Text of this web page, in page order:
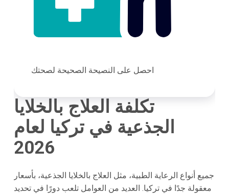
احصل على النصيحة الصحيحة لصحتك
تكلفة العلاج بالخلايا
الجذعية في تركيا لعام
2026
جميع أنواع الرعاية الطبية، مثل العلاج بالخلايا الجذعية، بأسعار
معقولة جدًا في تركيا. العديد من العوامل تلعب دورًا في تحديد